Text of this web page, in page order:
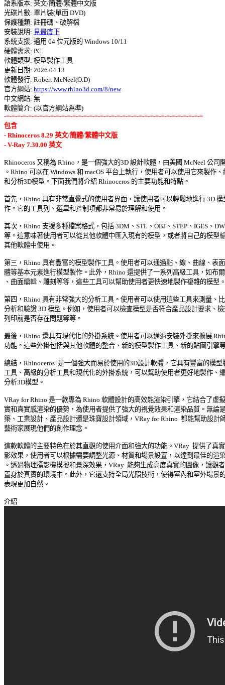
語系版本: 英文/簡體/繁體中文版
光碟片數: 單片裝(單面 DVD)
保護種類: 註冊碼、破解檔
安裝說明: 見最底下
系統支援: 適用 64 位元版的 Windows 10/11
硬體需求: PC
軟體類型: 模型製作工具
更新日期: 2026.04.13
軟體發行: Robert McNeel(O.D)
官方網站: https://www.rhino3d.com/8/new
中文網站: 無
-=-=-=-=-=-=-=-=-=-=-=-=-=-=-=-=-=-=-=-=-=-=-=-=-=-=-=-=-=-=-=-=-=-=-=-=
包含
- Rhinoceros 8.29 英文/簡體/繁體中文版
- V-Ray 7.30.00 英文
Rhinoceros 又稱為 Rhino，是一個強大的3D 設計軟體，由美國 McNeel 公司
。Rhino 可以在 Windows 和 macOS 平台上執行，使用者可以使用它來製作
和分析3D模型。下面我們將介紹 Rhinoceros 的主要功能和特點。
首先，Rhino 具有非常直覺式的使用者界面，讓使用者可以輕鬆地進行 3D
作。它的工具列、選單和控制項都非常易於理解和使用。
其次，Rhino 支援多種檔案格式，包括 3DM、STL、OBJ、STEP、IGES、
等。這意味著使用者可以從其他軟體中匯入現有的模型，或者將自己的模型
其他軟體中使用。
第三，Rhino 具有豐富的模型製作工具。使用者可以通過點、線、曲線、表
體等基本元素進行模型製作。此外，Rhino 還提供了一系列高級工具，如布
、曲面編輯、雕刻等等，這些工具可以幫助使用者更快速地製作複雜的模型
第四，Rhino 具有非常強大的分析工具。使用者可以使用這些工具來測量、
分析和驗證 3D 模型。例如，使用者可以檢查模型是否符合產品設計要求、
列印前是否存在問題等等。
最後，Rhino 還具有現代化的外掛系統。使用者可以通過安裝外掛來擴展
功能。這些外掛包括與其他軟體的整合、新的模型製作工具、新的貼圖引擎
總結，Rhinoceros  是一個強大而易於使用的3D設計軟體，它具有豐富的模
工具、高級的分析工具和現代化的外掛系統，可以幫助使用者更好地製作、
分析3D模型。
VRay for Rhino 是一款專為 Rhino 軟體設計的高效能渲染引擎，它結合了虛
實和真實感渲染的優勢，為使用者提供了強大的視覺效果和渲染品質。無論
築、工業設計、產品設計還是珠寶設計領域，VRay for Rhino  都能幫助設計
藝術家展現他們的創作理念。
這款軟體的主要特色在於其直觀的使用介面和強大的功能。VRay  提供了真
影效果，使用者可以根據需要調整光源、材質和場景設置，以達到最佳的渲
。透過物理攝影機模擬和景深效果，VRay  能夠生成高度真實的圖像，讓觀
置身於真實的環境中。此外，它還支持全局光照技術，使得室內和室外場景
表現更加自然。